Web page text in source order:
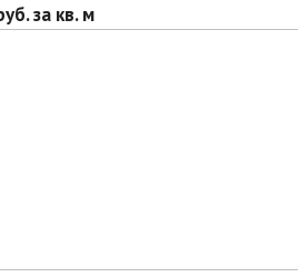
за кв. м